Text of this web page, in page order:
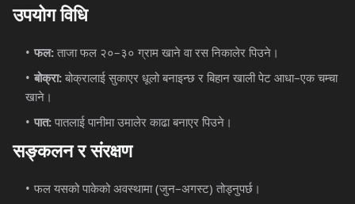
उपयोगविधि
फल: ताजा फल २०–३० ग्राम खाने वा रस निकालेर पिउने।
बोक्रा: बोक्रालाई सुकाएर धूलो बनाइन्छ र बिहान खाली पेट आधा–एक चम्चा
खाने।
पात: पातलाई पानीमा उमालेर काढा बनाएर पिउने।
सङ्कलनरसंरक्षण
फल यसको पाकेको अवस्थामा (जुन–अगस्ट) तोड्नुपर्छ।